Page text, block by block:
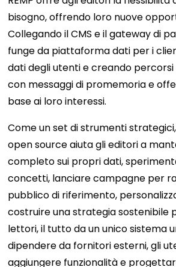
bisogno, offrendo loro nuove
Collegando il CMS e il gateway di
funge da piattaforma dati per i
dati degli utenti e creando
con messaggi di promemoria e
base ai loro interessi.
Come un set di strumenti
open source aiuta gli editori a
completo sui propri dati,
concetti, lanciare campagne per
pubblico di riferimento,
costruire una strategia sostenibile
lettori, il tutto da un unico sistema
dipendere da fornitori esterni, gli
aggiungere funzionalità e